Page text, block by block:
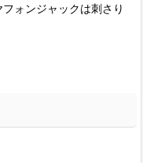
ォンジャックは刺さり